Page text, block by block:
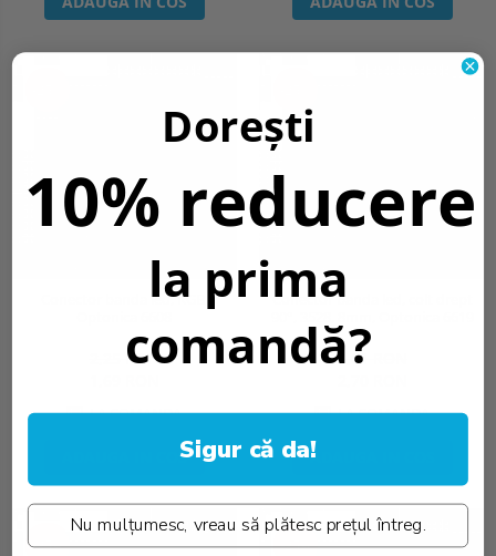
Conector banda led, RGB,
2,25 RON
LA COMANDA
ADAUGA IN COS
Conector banda led, colt drept
3,61 RON
LA COMANDA
ADAUGA IN COS
-25% -25%
Dorești
10% reducere
la prima
comandă?
Sigur că da!
Nu mulțumesc, vreau să plătesc prețul întreg.